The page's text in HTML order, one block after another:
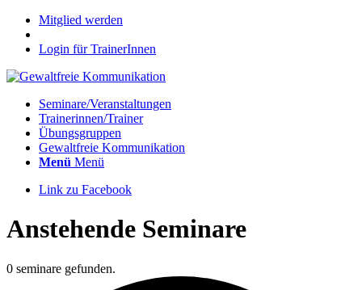
Mitglied werden
Login für TrainerInnen
Seminare/Veranstaltungen
Trainerinnen/Trainer
Übungsgruppen
Gewaltfreie Kommunikation
Menü Menü
Link zu Facebook
Anstehende Seminare
0 seminare gefunden.